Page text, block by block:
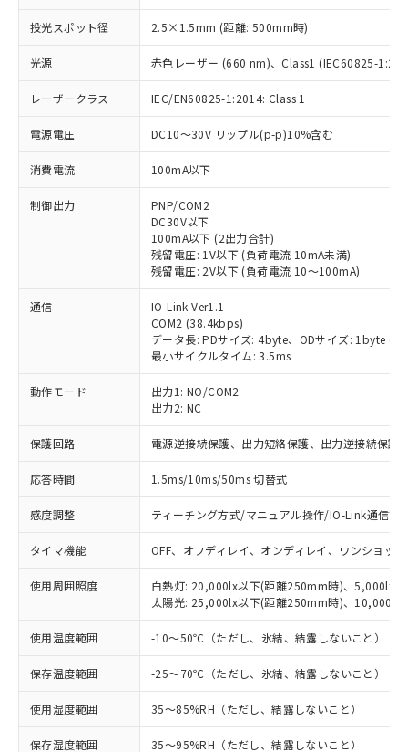
投光スポット径 2.5×1.5mm (距離: 500mm時)
光源 赤色レーザー (660 nm)、Class1 (IEC60825-
レーザークラス IEC/EN60825-1:2014: Class 1
電源電圧 DC10～30V リップル(p-p)10%含む
消費電流 100mA以下
制御出力
PNP/COM2
DC30V以下
100mA以下 (2出力合計)
残留電圧: 1V以下 (負荷電流 10mA未満)
残留電圧: 2V以下 (負荷電流 10～100mA)
通信
IO-Link Ver1.1
COM2 (38.4kbps)
データ長: PDサイズ: 4byte、ODサイズ: 1byte
最小サイクルタイム: 3.5ms
動作モード
出力1: NO/COM2
出力2: NC
保護回路 電源逆接続保護、出力短絡保護、出力逆接続保護
応答時間 1.5ms/10ms/50ms 切替式
感度調整 ティーチング方式/マニュアル操作/IO-Link通信で
タイマ機能 OFF、オフディレイ、オンディレイ、ワンショット
使用周囲照度
白熱灯: 20,000lx以下(距離250mm時)、5,000lx
太陽光: 25,000lx以下(距離250mm時)、10,000lx
使用温度範囲 -10～50℃（ただし、氷結、結露しないこと）
保存温度範囲 -25～70℃（ただし、氷結、結露しないこと）
使用湿度範囲 35～85%RH（ただし、結露しないこと）
保存湿度範囲 35～95%RH（ただし、結露しないこと）
ご利用条件
以下の条件をお読みいただき、同意のうえ
ご利用ください。
本サービスは、当社制御機器事業取扱
商品の当社在庫状況および標準価格
(税抜)を提供させていただくもので
当社制御機器事業取扱商品の中には、
本サービスの対象外となる商品もある
ことをご了承ください。
※1 対応状況
対応済み：EU RoHS指令（10物質）の
非含有に対応した製品が提供可能な商品で
す。
対応予定：EU RoHS指令（10物質）の非含
有に対応した製品に切り替える予定のある
商品です。
非含有に非対応の商品で、対応品を出す予
定はありません。
調査・確認中：EU RoHS指令（10物質）の
非含有の対応状況を調査中または確認中の
非該当品：ライセンス料など無形物で、有
害物質有無と関係のない商品です。
仕入先様の事情により、非含有部品として
※1 中国RoHS○×表
「○」：最大均質材料含有率が中国RoHSの
基準値以下であることを示します。
「×」：最大均質材料含有率が中国RoHSの
基準値を超えていることを示します。
当社は、これら貴社製品のうち、外国